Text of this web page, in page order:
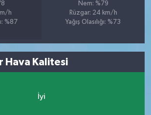
h
%87
Nem: %79
Rüzgar: 24 km/h
Yağış Olasılığı: %73
Hava Kalitesi
İyi